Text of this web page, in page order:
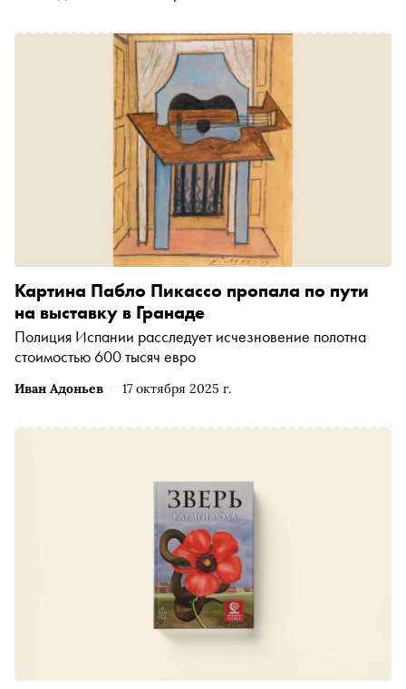
Иван Адоньев 17 октября 2025 г.
Картина Пабло Пикассо пропала по пути
на выставку в Гранаде
Полиция Испании расследует исчезновение полотна
стоимостью 600 тысяч евро